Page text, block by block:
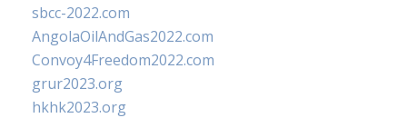
sbcc-2022.com
AngolaOilAndGas2022.com
Convoy4Freedom2022.com
grur2023.org
hkhk2023.org